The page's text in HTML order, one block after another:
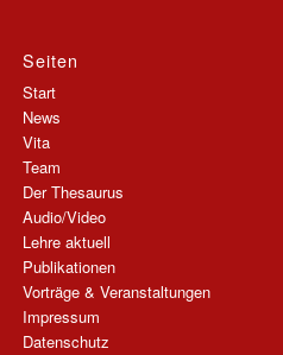
Seiten
Start
News
Vita
Team
Der Thesaurus
Audio/Video
Lehre aktuell
Publikationen
Vorträge & Veranstaltungen
Impressum
Datenschutz